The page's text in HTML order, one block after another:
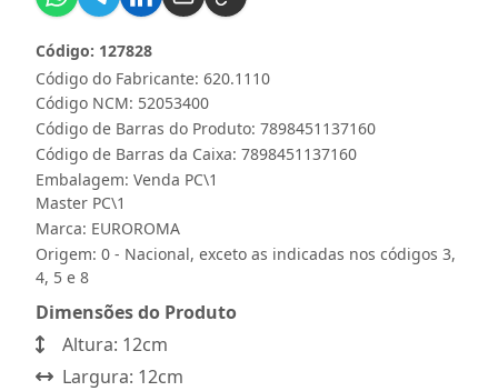
Código do Fabricante: 620.1110
Código: 127828
Código NCM: 52053400
Código de Barras do Produto: 7898451137160
Código de Barras da Caixa: 7898451137160
Embalagem: Venda PC\1
Master PC\1
Marca: EUROROMA
Origem: 0 - Nacional, exceto as indicadas nos códigos 3,
4, 5 e 8
Dimensões do Produto
Altura: 12cm
Largura: 12cm